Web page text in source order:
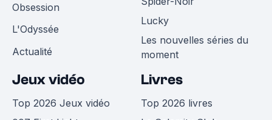
Obsession
L'Odyssée
Actualité
Lucky
Les nouvelles séries du
moment
Jeux vidéo
Top 2026 Jeux vidéo
Livres
Top 2026 livres